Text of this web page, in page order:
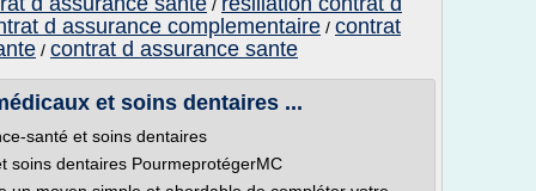
/
d assurance complementaire / contrat
/ contrat d assurance sante
et soins dentaires ...
santé et soins dentaires
soins dentaires PourmeprotégerMC